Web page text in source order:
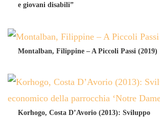
e giovani disabili”
Montalban, Filippine – A Piccoli Passi (2019)
Korhogo, Costa D’Avorio (2013): Sviluppo